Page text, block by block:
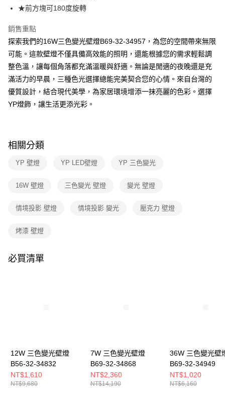
Google Pay
全盈+PAY
AFTEE先享後付
相關說明
【關於「AFTEE先享後付」】
AFTEE先享後付是「在收到商品之後才付款」的支付方式。 讓您購物簡單
便利好安心！
１．簡單：不需註冊會員、不需綁卡、不需儲值。
２．便利：只要手機號碼，簡訊認證，即可結帳。
結帳頁面，進行簡訊認證並確認金額後，即可完成結帳。
３．收到繳費通知簡訊後14天內，點擊此簡訊中的連結，可透過四大超商／
※ 請注意：結帳手續完成當下不需立刻繳費，但若您需要取消訂單，請聯絡
※ 交易是否成功請以「AFTEE先享後付 」之結帳頁面顯示為準，若有關於
客戶支援中心」
１．透過由恩沛科技股份有限公司提供之「AFTEE先享後付」服務完成之交
５．嚴禁一人註冊多個帳號或使用他人資訊註冊。若發現惡意使用之情形，
恩沛科技股份有限公司將有權停止該用戶之使用額度並採取法律行動。
★前方塊可180度旋轉
銷售重點
探索我們的16W三色變光壁燈B69-32-34957，為您的空間帶來無限
可能。這款壁燈不僅具備高效能的照明，還能根據您的需求輕鬆調
整色溫，讓每個角落都充滿溫暖與舒適。無論是閒適的夜晚還是充
滿活力的早晨，三種色光選擇總能完美契合您的心情。來自台灣的
優質設計，結合現代美學，為家居環境增添一抹亮麗的色彩。選擇
YP燈飾，讓生活更添光彩。
相關分類
YP 壁燈 YP LED壁燈 YP 三色變光
16W 壁燈 三色變光 壁燈 變光 壁燈
情境投影 壁燈 情境投影 變光 壓克力 壁燈
烤漆 壁燈
必買清單
12W 三色變光壁燈
B56-32-34832
NT$1,610
NT$9,680
7W 三色變光壁燈
B69-32-34868
NT$2,360
NT$14,190
36W 三色變光壁
B69-32-34949
NT$1,020
NT$6,160